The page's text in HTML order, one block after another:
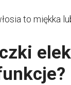
to miękka